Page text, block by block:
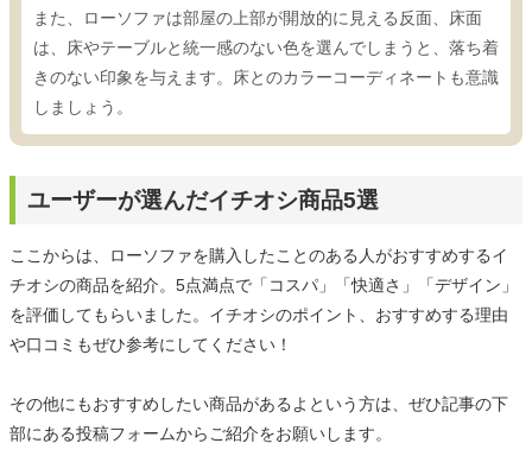
また、ローソファは部屋の上部が開放的に見える反面、床面
は、床やテーブルと統一感のない色を選んでしまうと、落ち着
きのない印象を与えます。床とのカラーコーディネートも意識
しましょう。
ユーザーが選んだイチオシ商品5選
ここからは、ローソファを購入したことのある人がおすすめするイ
チオシの商品を紹介。5点満点で「コスパ」「快適さ」「デザイン」
を評価してもらいました。イチオシのポイント、おすすめする理由
や口コミもぜひ参考にしてください！
その他にもおすすめしたい商品があるよという方は、ぜひ記事の下
部にある投稿フォームからご紹介をお願いします。